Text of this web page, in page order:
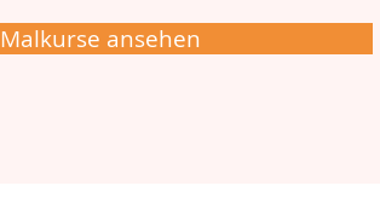
Malkurse ansehen